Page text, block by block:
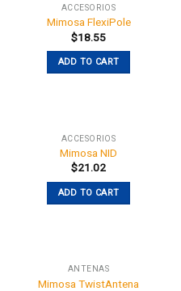
ACCESORIOS
Mimosa FlexiPole
$18.55
ADD TO CART
ACCESORIOS
Mimosa NID
$21.02
ADD TO CART
ANTENAS
Mimosa TwistAntena